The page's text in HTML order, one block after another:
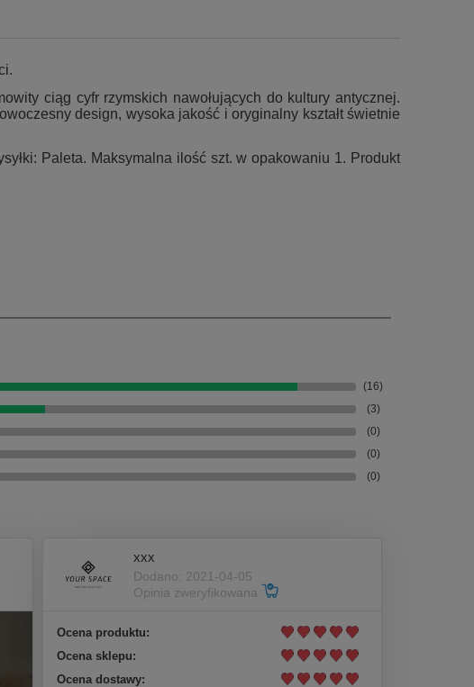
ciąg cyfr rzymskich nawołujących do kultury antycznej.
design, wysoka jakość i oryginalny kształt świetnie
Paleta. Maksymalna ilość szt. w opakowaniu 1. Produkt
(16)
(3)
(0)
(0)
(0)
xxx
Dodano: 2021-04-05
Opinia zweryfikowana
Ocena produktu:
Ocena sklepu:
Ocena dostawy: